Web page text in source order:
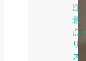
注
意
点・
リ
ス